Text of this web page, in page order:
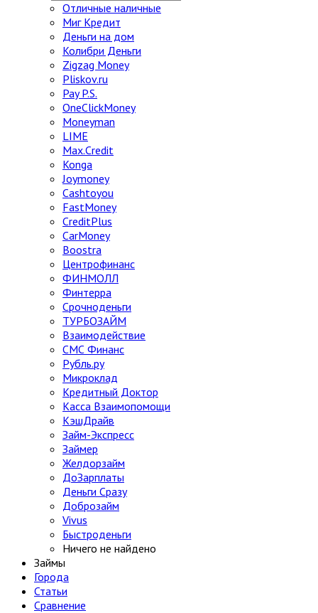
Отличные наличные
Миг Кредит
Деньги на дом
Колибри Деньги
Zigzag Money
Pliskov.ru
Pay P.S.
OneClickMoney
Moneyman
LIME
Max.Credit
Konga
Joymoney
Cashtoyou
FastMoney
CreditPlus
CarMoney
Boostra
Центрофинанс
ФИНМОЛЛ
Финтерра
Срочноденьги
ТУРБОЗАЙМ
Взаимодействие
СМС Финанс
Рубль.ру
Микроклад
Кредитный Доктор
Касса Взаимопомощи
КэшДрайв
Займ-Экспресс
Займер
Желдорзайм
ДоЗарплаты
Деньги Сразу
Доброзайм
Vivus
Быстроденьги
Ничего не найдено
Займы
Города
Статьи
Сравнение